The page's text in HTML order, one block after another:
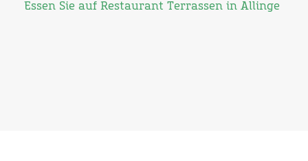
Essen Sie auf Restaurant Terrassen in Allinge